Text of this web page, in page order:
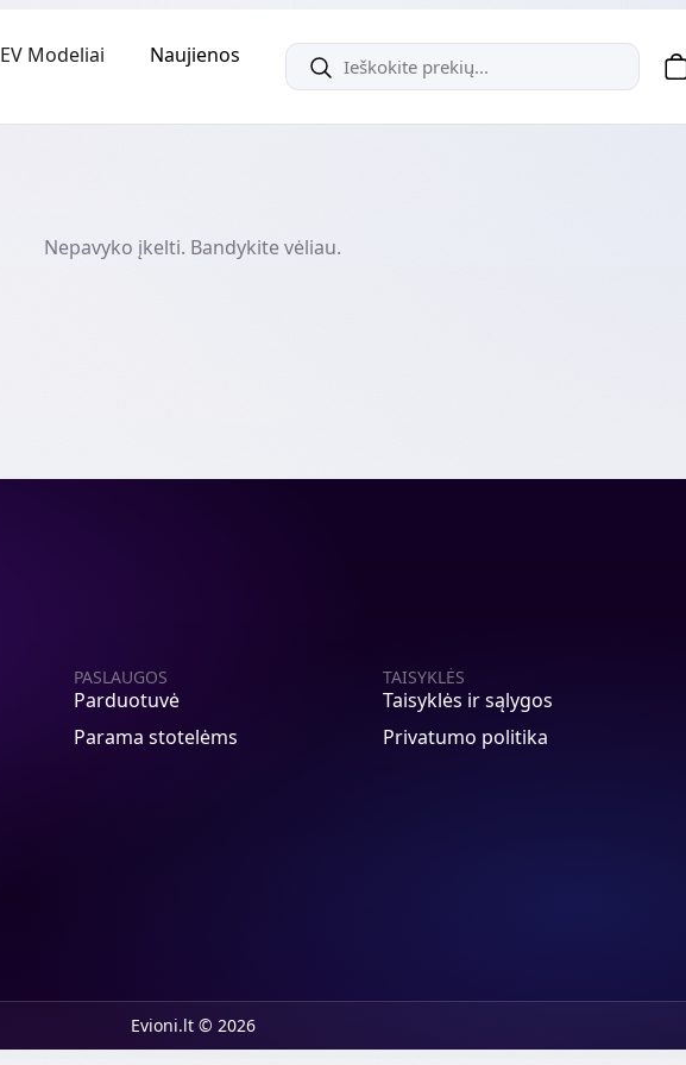
EV Modeliai Naujienos
Nepavyko įkelti. Bandykite vėliau.
PASLAUGOS
Parduotuvė
Parama stotelėms
TAISYKLĖS
Taisyklės ir sąlygos
Privatumo politika
Evioni.lt © 2026